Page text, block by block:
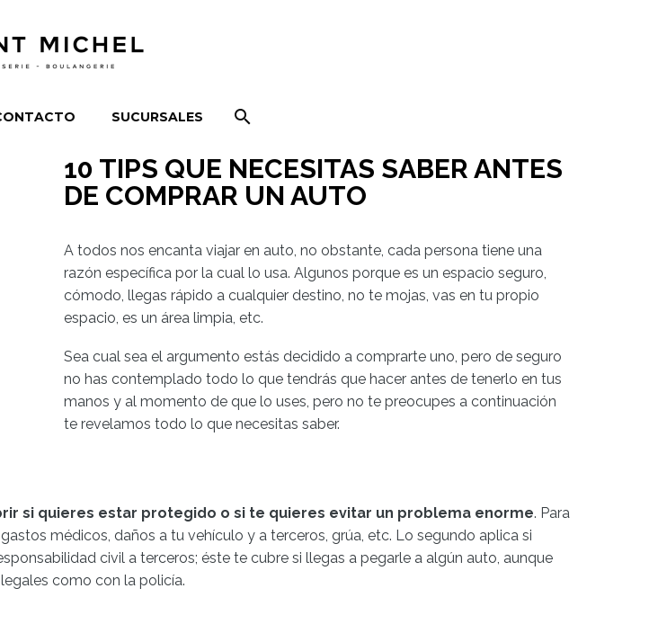
SUCURSALES
10 TIPS QUE NECESITAS SABER ANTES
DE COMPRAR UN AUTO
A todos nos encanta viajar en auto, no obstante, cada persona tiene una
razón específica por la cual lo usa. Algunos porque es un espacio seguro,
cómodo, llegas rápido a cualquier destino, no te mojas, vas en tu propio
espacio, es un área limpia, etc.
Sea cual sea el argumento estás decidido a comprarte uno, pero de seguro
no has contemplado todo lo que tendrás que hacer antes de tenerlo en tus
manos y al momento de que lo uses, pero no te preocupes a continuación
te revelamos todo lo que necesitas saber.
si quieres estar protegido o si te quieres evitar un problema enorme. Para
médicos, daños a tu vehículo y a terceros, grúa, etc. Lo segundo aplica si
civil a terceros; éste te cubre si llegas a pegarle a algún auto, aunque
como con la policía.